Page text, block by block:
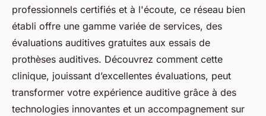
fabienne•28 mars 2025•4 min de lecture
professionnels certifiés et à l'écoute, ce réseau bien
établi offre une gamme variée de services, des
évaluations auditives gratuites aux essais de
prothèses auditives. Découvrez comment cette
clinique, jouissant d’excellentes évaluations, peut
transformer votre expérience auditive grâce à des
technologies innovantes et un accompagnement sur